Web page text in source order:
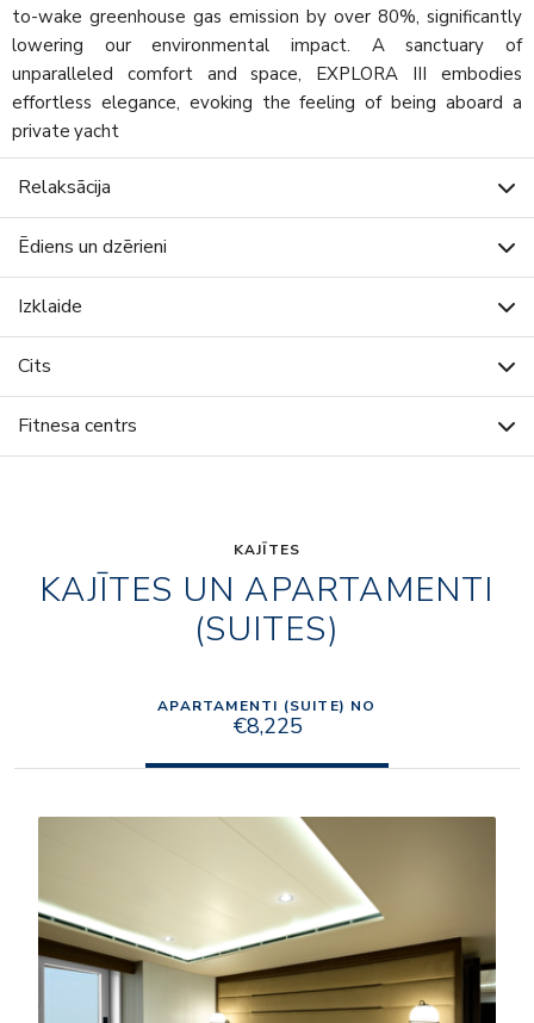
to-wake greenhouse gas emission by over 80%, significantly
lowering our environmental impact. A sanctuary of
unparalleled comfort and space, EXPLORA III embodies
effortless elegance, evoking the feeling of being aboard a
private yacht
Relaksācija
Ēdiens un dzērieni
Izklaide
Cits
Fitnesa centrs
KAJĪTES
KAJĪTES UN APARTAMENTI
(SUITES)
APARTAMENTI (SUITE) NO
€8,225